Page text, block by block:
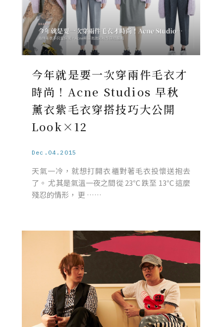
今年就是要一次穿兩件毛衣才
時尚！Acne Studios 早秋
薰衣紫毛衣穿搭技巧大公開
Look×12
Dec.04.2015
天氣一冷，就想打開衣櫃對著毛衣投懷送抱去
了。 尤其是氣溫一夜之間從 23℃ 跌至 13℃ 這麼
殘忍的情形， 更 ……